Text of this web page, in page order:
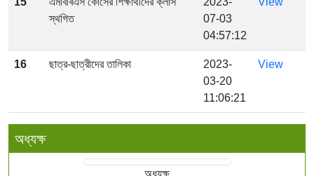
স্থগিত
07-03
04:57:12
16 ছাত্র-ছাত্রীদের তালিকা
2023-
03-20
11:06:21
View
অধ্যক্ষ
অধ্যক্ষ